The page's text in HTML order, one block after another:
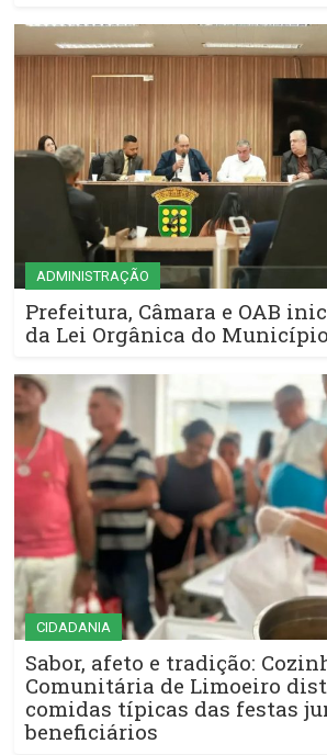
ADMINISTRAÇÃO
Prefeitura, Câmara e OAB
da Lei Orgânica do Município
CIDADANIA
Sabor, afeto e tradição:
Comunitária de Limoeiro
comidas típicas das festas
beneficiários